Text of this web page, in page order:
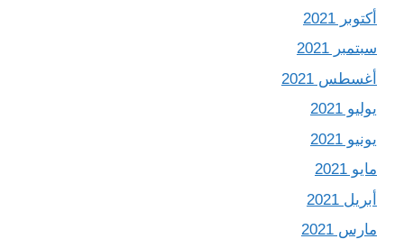
أكتوبر 2021
سبتمبر 2021
أغسطس 2021
يوليو 2021
يونيو 2021
مايو 2021
أبريل 2021
مارس 2021